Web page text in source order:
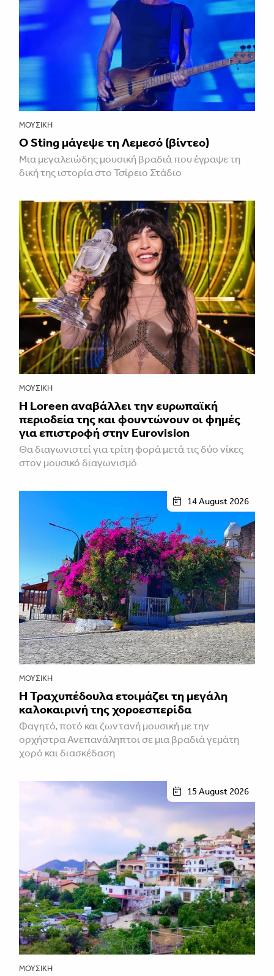
ΜΟΥΣΙΚΉ
Ο Sting μάγεψε τη Λεμεσό (βίντεο)
Μια μεγαλειώδης μουσική βραδιά που έγραψε τη
δική της ιστορία στο Τσίρειο Στάδιο
ΜΟΥΣΙΚΉ
Η Loreen αναβάλλει την ευρωπαϊκή
περιοδεία της και φουντώνουν οι φημές
για επιστροφή στην Eurovision
Θα διαγωνιστεί για τρίτη φορά μετά τις δύο νίκες
στον μουσικό διαγωνισμό
14 August 2026
ΜΟΥΣΙΚΉ
Η Τραχυπέδουλα ετοιμάζει τη μεγάλη
καλοκαιρινή της χοροεσπερίδα
Φαγητό, ποτό και ζωντανή μουσική με την
ορχήστρα Ανεπανάληπτοι σε μια βραδιά γεμάτη
χορό και διασκέδαση
15 August 2026
ΜΟΥΣΙΚΉ